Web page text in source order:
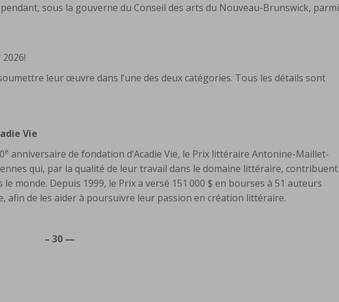
sous la gouverne du Conseil des arts du Nouveau-Brunswick, parmi
leur œuvre dans l’une des deux catégories. Tous les détails sont
Vie
e anniversaire de fondation d’Acadie Vie, le Prix littéraire Antonine-Maillet-
qui, par la qualité de leur travail dans le domaine littéraire, contribuent
monde. Depuis 1999, le Prix a versé 151 000 $ en bourses à 51 auteurs
afin de les aider à poursuivre leur passion en création littéraire.
– 30 —